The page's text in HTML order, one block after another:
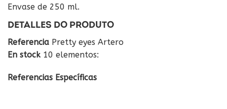
Envase de 250 ml.
DETALLES DO PRODUTO
Referencia Pretty eyes Artero
En stock 10 elementos:
Referencias Específicas